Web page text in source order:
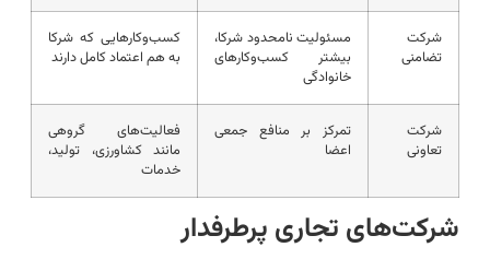
شرکت
تضامنی
مسئولیت نامحدود شرکا،
بیشتر کسب‌وکارهای
خانوادگی
کسب‌وکارهایی که شرکا
به هم اعتماد کامل دارند
شرکت
تعاونی
تمرکز بر منافع جمعی
اعضا
فعالیت‌های گروهی
مانند کشاورزی، تولید،
خدمات
شرکت‌های تجاری پرطرفدار